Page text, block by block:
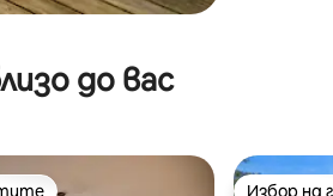
до вас
Избор на